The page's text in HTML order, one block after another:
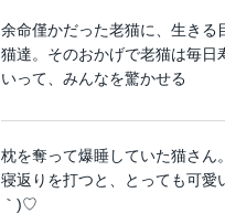
余命僅かだった老猫に、生きる
猫達。そのおかげで老猫は毎日
いって、みんなを驚かせる
枕を奪って爆睡していた猫さん
寝返りを打つと、とっても可愛
｀)♡